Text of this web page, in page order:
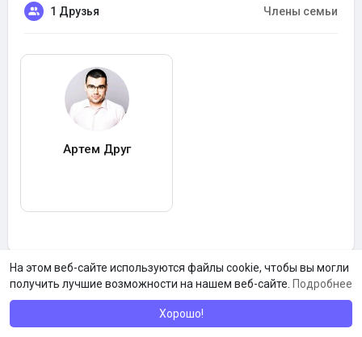
На этом веб-сайте используются файлы cookie, чтобы вы могли
получить лучшие возможности на нашем веб-сайте. Подробнее
Хорошо!
1 Друзья Члены семьи
Артем Друг